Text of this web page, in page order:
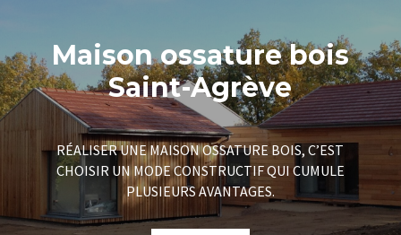
Maison ossature bois
Saint-Agrève
RÉALISER UNE MAISON OSSATURE BOIS, C’EST
CHOISIR UN MODE CONSTRUCTIF QUI CUMULE
PLUSIEURS AVANTAGES.